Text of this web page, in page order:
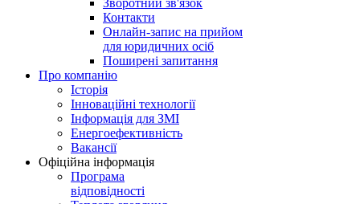
Контакти
Онлайн-запис на прийом
для юридичних осіб
Поширені запитання
Про компанію
Історія
Інноваційні технології
Інформація для ЗМІ
Енергоефективність
Вакансії
Офіційна інформація
Програма
відповідності